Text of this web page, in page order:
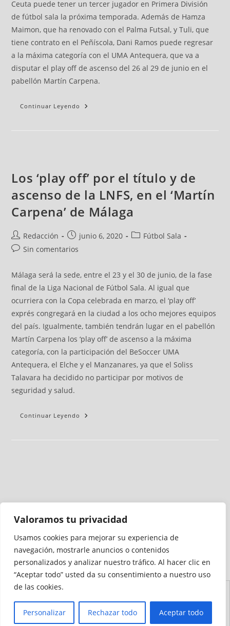
Valoramos tu privacidad
Usamos cookies para mejorar su experiencia de
navegación, mostrarle anuncios o contenidos
personalizados y analizar nuestro tráfico. Al hacer clic en
“Aceptar todo” usted da su consentimiento a nuestro uso
de las cookies.
Personalizar Rechazar todo Aceptar todo
Ceuta puede tener un tercer jugador en Primera División
de fútbol sala la próxima temporada. Además de Hamza
Maimon, que ha renovado con el Palma Futsal, y Tuli, que
tiene contrato en el Peñíscola, Dani Ramos puede regresar
a la máxima categoría con el UMA Antequera, que va a
disputar el play off de ascenso del 26 al 29 de junio en el
pabellón Martín Carpena.
Continuar Leyendo
Los ‘play off’ por el título y de
ascenso de la LNFS, en el ‘Martín
Carpena’ de Málaga
Redacción junio 6, 2020
Fútbol Sala
Sin comentarios
Málaga será la sede, entre el 23 y el 30 de junio, de la fase
final de la Liga Nacional de Fútbol Sala. Al igual que
ocurriera con la Copa celebrada en marzo, el ‘play off’
exprés congregará en la ciudad a los ocho mejores equipos
del país. Igualmente, también tendrán lugar en el pabellón
Martín Carpena los ‘play off’ de ascenso a la máxima
categoría, con la participación del BeSoccer UMA
Antequera, el Elche y el Manzanares, ya que el Soliss
Talavara ha decidido no participar por motivos de
seguridad y salud.
Continuar Leyendo
Medio auditado por
Accesibilidad
Sitio
Cookies
Privacidad